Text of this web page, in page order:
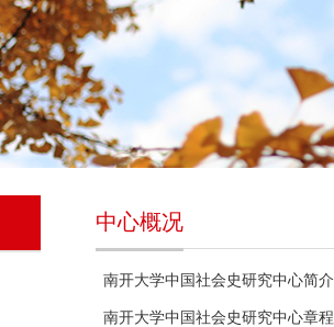
中心概况
南开大学中国社会史研究中心简介
南开大学中国社会史研究中心章程